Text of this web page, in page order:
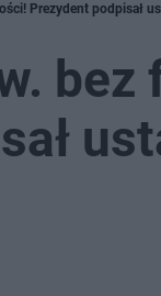
Prezydent podpisał